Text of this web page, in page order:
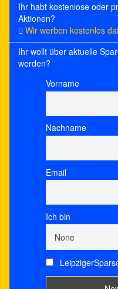
Ihr habt kostenlose oder
Aktionen?
Wir werben kostenlos
Ihr wollt über aktuelle
werden?
Vorname
Nachname
Email
Ich bin